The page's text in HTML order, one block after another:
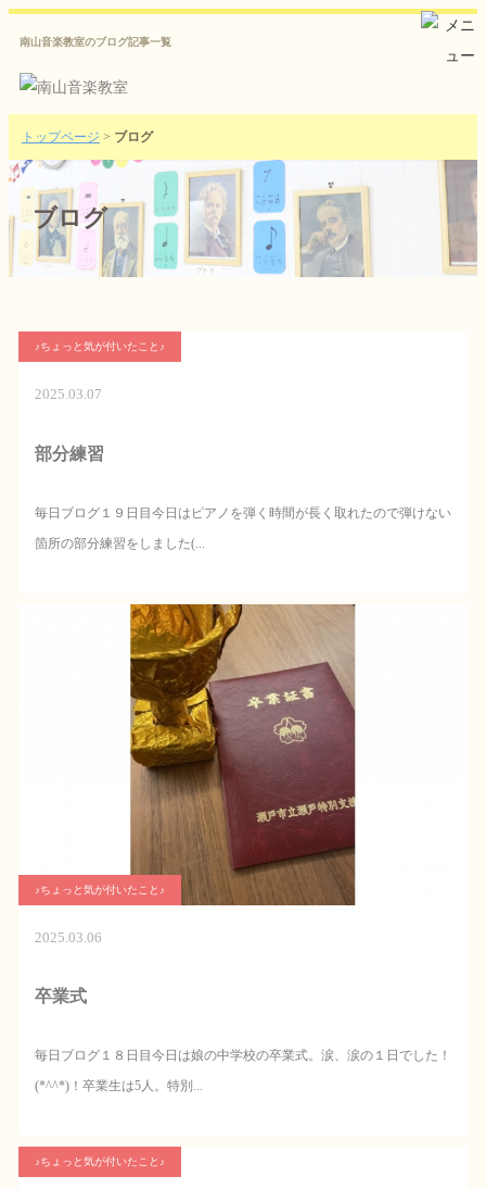
南山音楽教室のブログ記事一覧
トップページ > ブログ
ブログ
♪ちょっと気が付いたこと♪
2025.03.07
部分練習
毎日ブログ１９日目今日はピアノを弾く時間が長く取れたので弾けない
箇所の部分練習をしました(...
♪ちょっと気が付いたこと♪
2025.03.06
卒業式
毎日ブログ１８日目今日は娘の中学校の卒業式。涙、涙の１日でした！
(*^^*)！卒業生は5人。特別...
♪ちょっと気が付いたこと♪